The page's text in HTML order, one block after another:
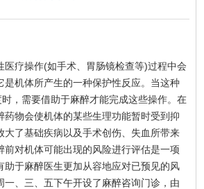
疗操作(如手术、胃肠镜检查等)过程中会
是机体所产生的一种保护性反应。当这种
时，需要借助于麻醉才能完成这些操作。在
药物会使机体的某些生理功能暂时受到抑
大了基础疾病以及手术创伤、失血所带来
前对机体可能出现的风险进行评估是一项
助于麻醉医生更加从容地应对已预见的风
一、三、五下午开设了麻醉咨询门诊，由